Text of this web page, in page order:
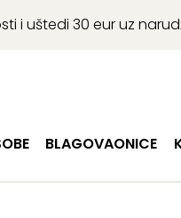
i uštedi 30 eur uz
BLAGOVAONICE